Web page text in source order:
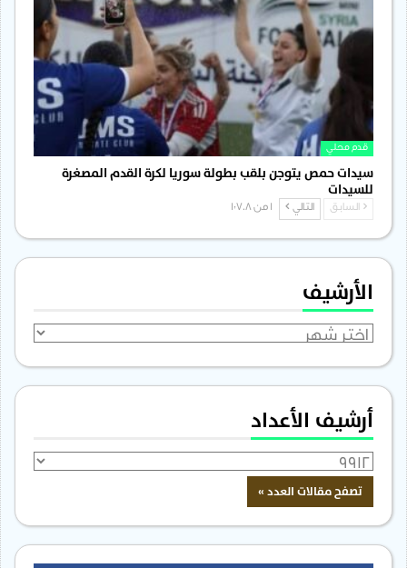
قدم محلي
سيدات حمص يتوجن بلقب بطولة سوريا لكرة القدم المصغرة
للسيدات
السابق التالي
الأرشيف
الأرشيف
أرشيف الأعداد